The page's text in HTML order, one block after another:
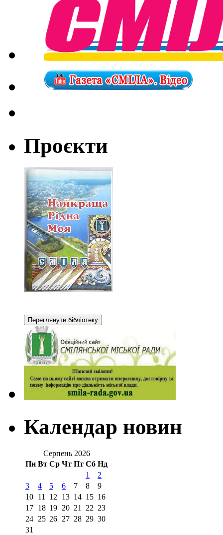
Проєкти
Календар новин
Серпень 2026
Пн Вт Ср Чт Пт Сб Нд
1
2
3
4 5 6 7 8
9
10 11 12 13 14 15 16
17 18 19 20 21 22 23
24 25 26 27 28 29 30
31